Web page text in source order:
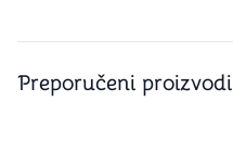
Preporučeni proizvodi